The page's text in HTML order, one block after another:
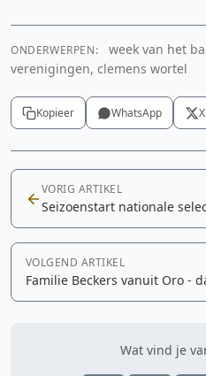
ONDERWERPEN:
week van het
verenigingen, clemens wortel
Kopieer WhatsApp X
VORIG ARTIKEL
Seizoenstart nationale
VOLGEND ARTIKEL
Familie Beckers vanuit Oro -
Wat vind je